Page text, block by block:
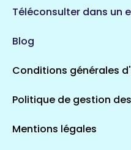
Téléconsulter dans un
Blog
Conditions générales
Politique de gestion
Mentions légales